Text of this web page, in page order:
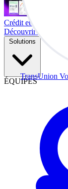
TransUnion
Crédit et échange à
Découvrir Co-Driver
Solutions
ÉQUIPES